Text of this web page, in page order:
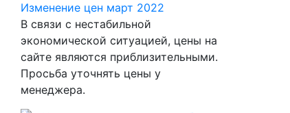
Изменение цен март 2022
В связи с нестабильной
экономической ситуацией, цены на
сайте являются приблизительными.
Просьба уточнять цены у
менеджера.